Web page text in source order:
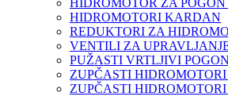
HIDROMOTOR ZA POGON
HIDROMOTORI KARDAN
REDUKTORI ZA
VENTILI ZA
PUŽASTI VRTLJIVI POGON
ZUPČASTI HIDROMOTORI
ZUPČASTI HIDROMOTORI